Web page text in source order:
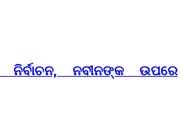
ନବୀନଙ୍କ ଉପରେ